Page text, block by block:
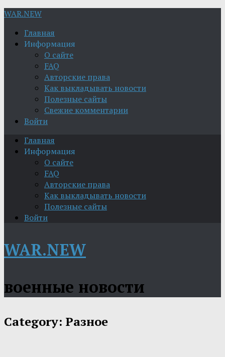
WAR.NEW
Главная
Информация
О сайте
FAQ
Авторские права
Как выкладывать новости
Полезные сайты
Свежие комментарии
Войти
Главная
Информация
О сайте
FAQ
Авторские права
Как выкладывать новости
Полезные сайты
Войти
WAR.NEW
военные новости
Category: Разное